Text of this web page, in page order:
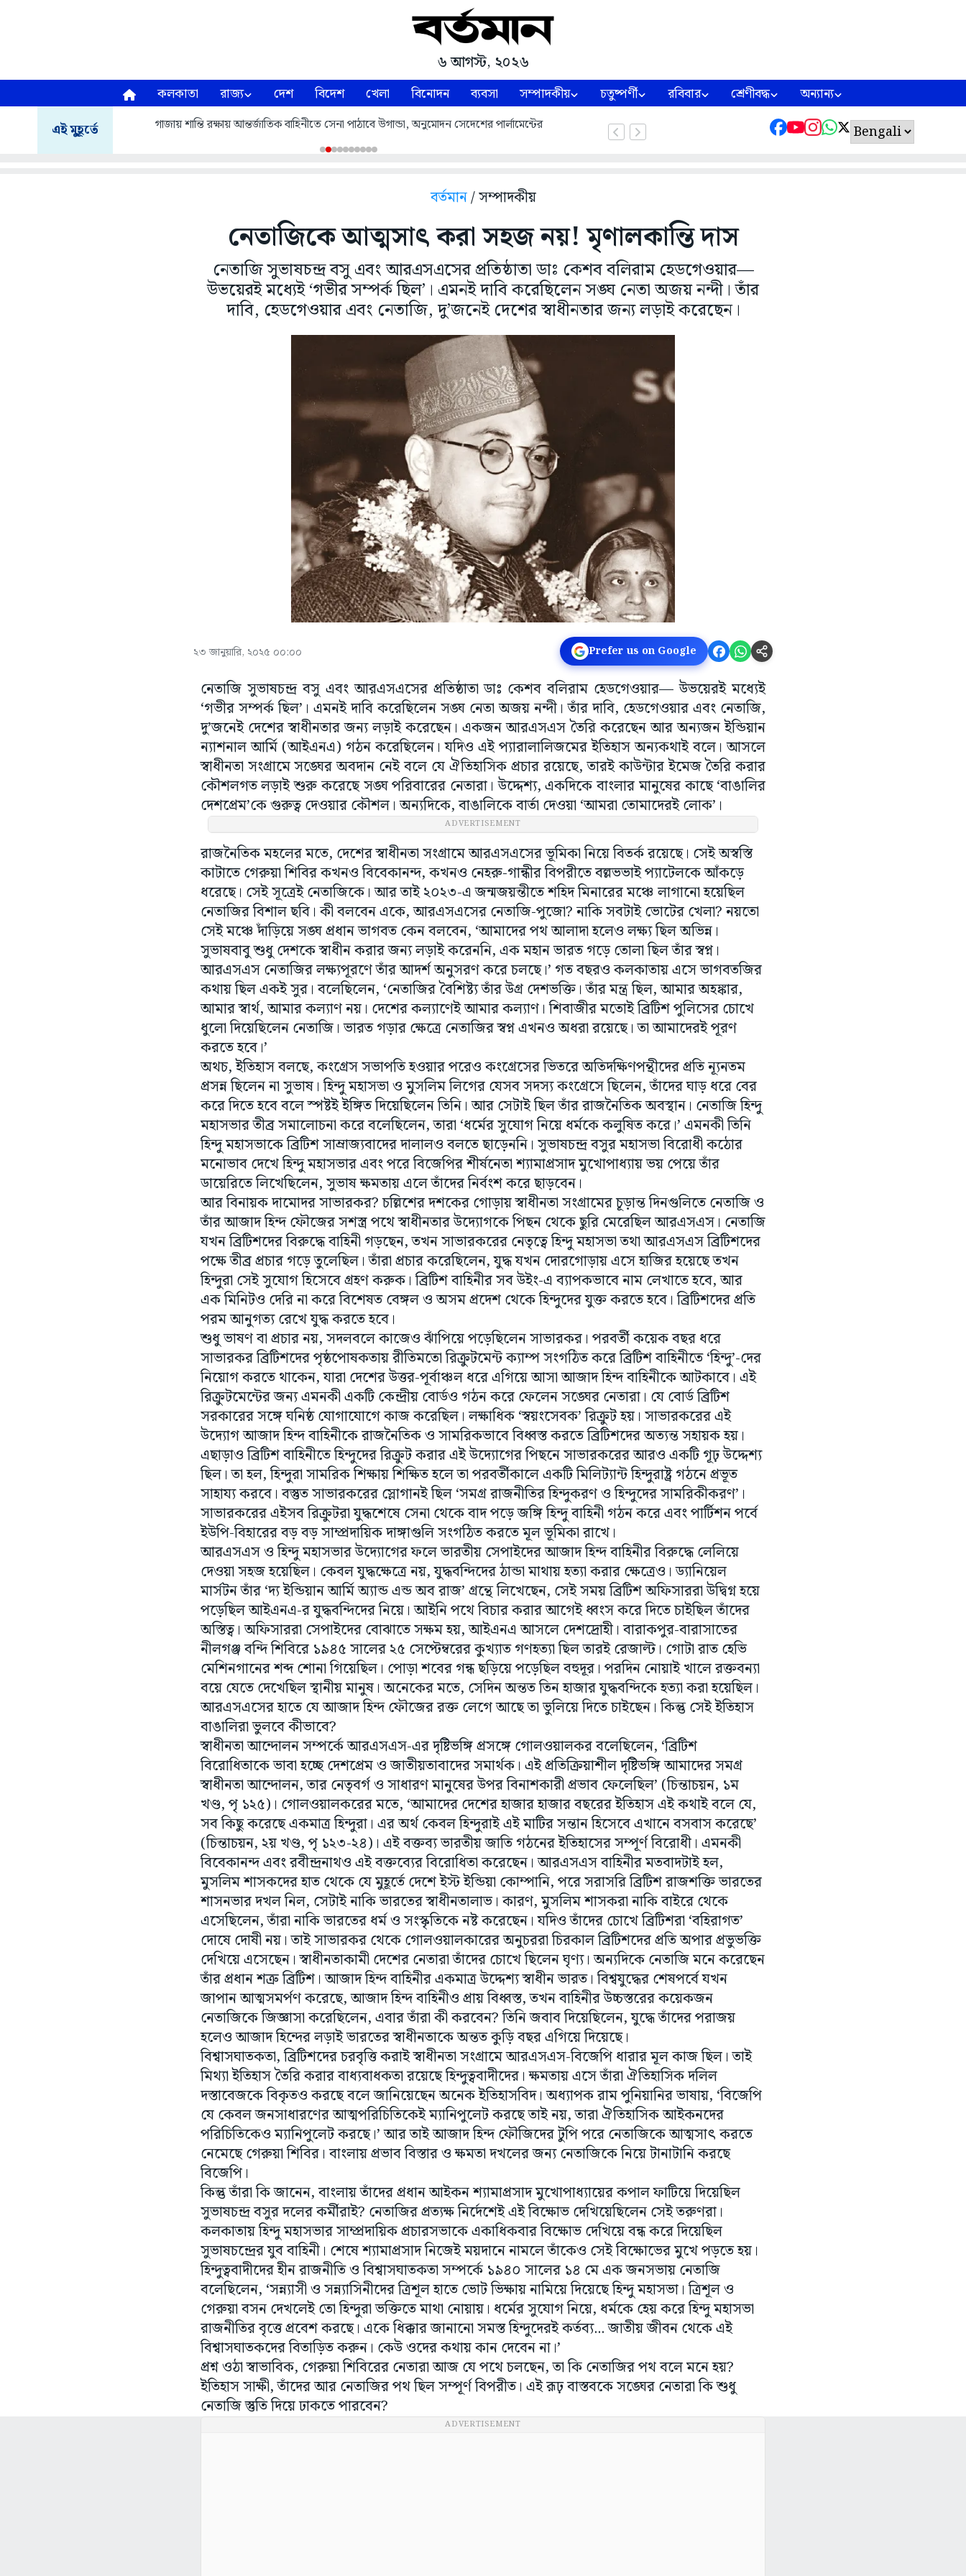
৬ আগস্ট, ২০২৬
কলকাতা রাজ্য দেশ বিদেশ খেলা বিনোদন ব্যবসা সম্পাদকীয় চতুষ্পর্ণী রবিবার শ্রেণীবদ্ধ অন্যান্য
এই মুহূর্তে গাজায় শান্তি রক্ষায় আন্তর্জাতিক বাহিনীতে সেনা পাঠাবে উগান্ডা, অনুমোদন সেদেশের পার্লামেন্টের
বর্তমান/ সম্পাদকীয়
নেতাজিকে আত্মসাৎ করা সহজ নয়! মৃণালকান্তি দাস
নেতাজি সুভাষচন্দ্র বসু এবং আরএসএসের প্রতিষ্ঠাতা ডাঃ কেশব বলিরাম হেডগেওয়ার—
উভয়েরই মধ্যেই ‘গভীর সম্পর্ক ছিল’। এমনই দাবি করেছিলেন সঙ্ঘ নেতা অজয় নন্দী। তাঁর
দাবি, হেডগেওয়ার এবং নেতাজি, দু’জনেই দেশের স্বাধীনতার জন্য লড়াই করেছেন।
২৩ জানুয়ারি, ২০২৫ ০০:০০ Prefer us on Google
নেতাজি সুভাষচন্দ্র বসু এবং আরএসএসের প্রতিষ্ঠাতা ডাঃ কেশব বলিরাম হেডগেওয়ার— উভয়েরই মধ্যেই
‘গভীর সম্পর্ক ছিল’। এমনই দাবি করেছিলেন সঙ্ঘ নেতা অজয় নন্দী। তাঁর দাবি, হেডগেওয়ার এবং নেতাজি,
দু’জনেই দেশের স্বাধীনতার জন্য লড়াই করেছেন। একজন আরএসএস তৈরি করেছেন আর অন্যজন ইন্ডিয়ান
ন্যাশনাল আর্মি (আইএনএ) গঠন করেছিলেন। যদিও এই প্যারালালিজমের ইতিহাস অন্যকথাই বলে। আসলে
স্বাধীনতা সংগ্রামে সঙ্ঘের অবদান নেই বলে যে ঐতিহাসিক প্রচার রয়েছে, তারই কাউন্টার ইমেজ তৈরি করার
কৌশলগত লড়াই শুরু করেছে সঙ্ঘ পরিবারের নেতারা। উদ্দেশ্য, একদিকে বাংলার মানুষের কাছে ‘বাঙালির
দেশপ্রেম’কে গুরুত্ব দেওয়ার কৌশল। অন্যদিকে, বাঙালিকে বার্তা দেওয়া ‘আমরা তোমাদেরই লোক’।
রাজনৈতিক মহলের মতে, দেশের স্বাধীনতা সংগ্রামে আরএসএসের ভূমিকা নিয়ে বিতর্ক রয়েছে। সেই অস্বস্তি
কাটাতে গেরুয়া শিবির কখনও বিবেকানন্দ, কখনও নেহরু-গান্ধীর বিপরীতে বল্লভভাই প্যাটেলকে আঁকড়ে
ধরেছে। সেই সূত্রেই নেতাজিকে। আর তাই ২০২৩-এ জন্মজয়ন্তীতে শহিদ মিনারের মঞ্চে লাগানো হয়েছিল
নেতাজির বিশাল ছবি। কী বলবেন একে, আরএসএসের নেতাজি-পুজো? নাকি সবটাই ভোটের খেলা? নয়তো
সেই মঞ্চে দাঁড়িয়ে সঙ্ঘ প্রধান ভাগবত কেন বলবেন, ‘আমাদের পথ আলাদা হলেও লক্ষ্য ছিল অভিন্ন।
সুভাষবাবু শুধু দেশকে স্বাধীন করার জন্য লড়াই করেননি, এক মহান ভারত গড়ে তোলা ছিল তাঁর স্বপ্ন।
আরএসএস নেতাজির লক্ষ্যপূরণে তাঁর আদর্শ অনুসরণ করে চলছে।’ গত বছরও কলকাতায় এসে ভাগবতজির
কথায় ছিল একই সুর। বলেছিলেন, ‘নেতাজির বৈশিষ্ট্য তাঁর উগ্র দেশভক্তি। তাঁর মন্ত্র ছিল, আমার অহঙ্কার,
আমার স্বার্থ, আমার কল্যাণ নয়। দেশের কল্যাণেই আমার কল্যাণ। শিবাজীর মতোই ব্রিটিশ পুলিসের চোখে
ধুলো দিয়েছিলেন নেতাজি। ভারত গড়ার ক্ষেত্রে নেতাজির স্বপ্ন এখনও অধরা রয়েছে। তা আমাদেরই পূরণ
করতে হবে।’
অথচ, ইতিহাস বলছে, কংগ্রেস সভাপতি হওয়ার পরেও কংগ্রেসের ভিতরে অতিদক্ষিণপন্থীদের প্রতি ন্যূনতম
প্রসন্ন ছিলেন না সুভাষ। হিন্দু মহাসভা ও মুসলিম লিগের যেসব সদস্য কংগ্রেসে ছিলেন, তাঁদের ঘাড় ধরে বের
করে দিতে হবে বলে স্পষ্টই ইঙ্গিত দিয়েছিলেন তিনি। আর সেটাই ছিল তাঁর রাজনৈতিক অবস্থান। নেতাজি হিন্দু
মহাসভার তীব্র সমালোচনা করে বলেছিলেন, তারা ‘ধর্মের সুযোগ নিয়ে ধর্মকে কলুষিত করে।’ এমনকী তিনি
হিন্দু মহাসভাকে ব্রিটিশ সাম্রাজ্যবাদের দালালও বলতে ছাড়েননি। সুভাষচন্দ্র বসুর মহাসভা বিরোধী কঠোর
মনোভাব দেখে হিন্দু মহাসভার এবং পরে বিজেপির শীর্ষনেতা শ্যামাপ্রসাদ মুখোপাধ্যায় ভয় পেয়ে তাঁর
ডায়েরিতে লিখেছিলেন, সুভাষ ক্ষমতায় এলে তাঁদের নির্বংশ করে ছাড়বেন।
আর বিনায়ক দামোদর সাভারকর? চল্লিশের দশকের গোড়ায় স্বাধীনতা সংগ্রামের চূড়ান্ত দিনগুলিতে নেতাজি ও
তাঁর আজাদ হিন্দ ফৌজের সশস্ত্র পথে স্বাধীনতার উদ্যোগকে পিছন থেকে ছুরি মেরেছিল আরএসএস। নেতাজি
যখন ব্রিটিশদের বিরুদ্ধে বাহিনী গড়ছেন, তখন সাভারকরের নেতৃত্বে হিন্দু মহাসভা তথা আরএসএস ব্রিটিশদের
পক্ষে তীব্র প্রচার গড়ে তুলেছিল। তাঁরা প্রচার করেছিলেন, যুদ্ধ যখন দোরগোড়ায় এসে হাজির হয়েছে তখন
হিন্দুরা সেই সুযোগ হিসেবে গ্রহণ করুক। ব্রিটিশ বাহিনীর সব উইং-এ ব্যাপকভাবে নাম লেখাতে হবে, আর
এক মিনিটও দেরি না করে বিশেষত বেঙ্গল ও অসম প্রদেশ থেকে হিন্দুদের যুক্ত করতে হবে। ব্রিটিশদের প্রতি
পরম আনুগত্য রেখে যুদ্ধ করতে হবে।
শুধু ভাষণ বা প্রচার নয়, সদলবলে কাজেও ঝাঁপিয়ে পড়েছিলেন সাভারকর। পরবর্তী কয়েক বছর ধরে
সাভারকর ব্রিটিশদের পৃষ্ঠপোষকতায় রীতিমতো রিক্রুটমেন্ট ক্যাম্প সংগঠিত করে ব্রিটিশ বাহিনীতে ‘হিন্দু’-দের
নিয়োগ করতে থাকেন, যারা দেশের উত্তর-পূর্বাঞ্চল ধরে এগিয়ে আসা আজাদ হিন্দ বাহিনীকে আটকাবে। এই
রিক্রুটমেন্টের জন্য এমনকী একটি কেন্দ্রীয় বোর্ডও গঠন করে ফেলেন সঙ্ঘের নেতারা। যে বোর্ড ব্রিটিশ
সরকারের সঙ্গে ঘনিষ্ঠ যোগাযোগে কাজ করেছিল। লক্ষাধিক ‘স্বয়ংসেবক’ রিক্রুট হয়। সাভারকরের এই
উদ্যোগ আজাদ হিন্দ বাহিনীকে রাজনৈতিক ও সামরিকভাবে বিধ্বস্ত করতে ব্রিটিশদের অত্যন্ত সহায়ক হয়।
এছাড়াও ব্রিটিশ বাহিনীতে হিন্দুদের রিক্রুট করার এই উদ্যোগের পিছনে সাভারকরের আরও একটি গূঢ় উদ্দেশ্য
ছিল। তা হল, হিন্দুরা সামরিক শিক্ষায় শিক্ষিত হলে তা পরবর্তীকালে একটি মিলিট্যান্ট হিন্দুরাষ্ট্র গঠনে প্রভূত
সাহায্য করবে। বস্তুত সাভারকরের স্লোগানই ছিল ‘সমগ্র রাজনীতির হিন্দুকরণ ও হিন্দুদের সামরিকীকরণ’।
সাভারকরের এইসব রিক্রুটরা যুদ্ধশেষে সেনা থেকে বাদ পড়ে জঙ্গি হিন্দু বাহিনী গঠন করে এবং পার্টিশন পর্বে
ইউপি-বিহারের বড় বড় সাম্প্রদায়িক দাঙ্গাগুলি সংগঠিত করতে মূল ভূমিকা রাখে।
আরএসএস ও হিন্দু মহাসভার উদ্যোগের ফলে ভারতীয় সেপাইদের আজাদ হিন্দ বাহিনীর বিরুদ্ধে লেলিয়ে
দেওয়া সহজ হয়েছিল। কেবল যুদ্ধক্ষেত্রে নয়, যুদ্ধবন্দিদের ঠান্ডা মাথায় হত্যা করার ক্ষেত্রেও। ড্যানিয়েল
মার্সটন তাঁর ‘দ্য ইন্ডিয়ান আর্মি অ্যান্ড এন্ড অব রাজ’ গ্রন্থে লিখেছেন, সেই সময় ব্রিটিশ অফিসাররা উদ্বিগ্ন হয়ে
পড়েছিল আইএনএ-র যুদ্ধবন্দিদের নিয়ে। আইনি পথে বিচার করার আগেই ধ্বংস করে দিতে চাইছিল তাঁদের
অস্তিত্ব। অফিসাররা সেপাইদের বোঝাতে সক্ষম হয়, আইএনএ আসলে দেশদ্রোহী। বারাকপুর-বারাসাতের
নীলগঞ্জ বন্দি শিবিরে ১৯৪৫ সালের ২৫ সেপ্টেম্বরের কুখ্যাত গণহত্যা ছিল তারই রেজাল্ট। গোটা রাত হেভি
মেশিনগানের শব্দ শোনা গিয়েছিল। পোড়া শবের গন্ধ ছড়িয়ে পড়েছিল বহুদূর। পরদিন নোয়াই খালে রক্তবন্যা
বয়ে যেতে দেখেছিল স্থানীয় মানুষ। অনেকের মতে, সেদিন অন্তত তিন হাজার যুদ্ধবন্দিকে হত্যা করা হয়েছিল।
আরএসএসের হাতে যে আজাদ হিন্দ ফৌজের রক্ত লেগে আছে তা ভুলিয়ে দিতে চাইছেন। কিন্তু সেই ইতিহাস
বাঙালিরা ভুলবে কীভাবে?
স্বাধীনতা আন্দোলন সম্পর্কে আরএসএস-এর দৃষ্টিভঙ্গি প্রসঙ্গে গোলওয়ালকর বলেছিলেন, ‘ব্রিটিশ
বিরোধিতাকে ভাবা হচ্ছে দেশপ্রেম ও জাতীয়তাবাদের সমার্থক। এই প্রতিক্রিয়াশীল দৃষ্টিভঙ্গি আমাদের সমগ্র
স্বাধীনতা আন্দোলন, তার নেতৃবর্গ ও সাধারণ মানুষের উপর বিনাশকারী প্রভাব ফেলেছিল’ (চিন্তাচয়ন, ১ম
খণ্ড, পৃ ১২৫)। গোলওয়ালকরের মতে, ‘আমাদের দেশের হাজার হাজার বছরের ইতিহাস এই কথাই বলে যে,
সব কিছু করেছে একমাত্র হিন্দুরা। এর অর্থ কেবল হিন্দুরাই এই মাটির সন্তান হিসেবে এখানে বসবাস করেছে’
(চিন্তাচয়ন, ২য় খণ্ড, পৃ ১২৩-২৪)। এই বক্তব্য ভারতীয় জাতি গঠনের ইতিহাসের সম্পূর্ণ বিরোধী। এমনকী
বিবেকানন্দ এবং রবীন্দ্রনাথও এই বক্তব্যের বিরোধিতা করেছেন। আরএসএস বাহিনীর মতবাদটাই হল,
মুসলিম শাসকদের হাত থেকে যে মুহূর্তে দেশে ইস্ট ইন্ডিয়া কোম্পানি, পরে সরাসরি ব্রিটিশ রাজশক্তি ভারতের
শাসনভার দখল নিল, সেটাই নাকি ভারতের স্বাধীনতালাভ। কারণ, মুসলিম শাসকরা নাকি বাইরে থেকে
এসেছিলেন, তাঁরা নাকি ভারতের ধর্ম ও সংস্কৃতিকে নষ্ট করেছেন। যদিও তাঁদের চোখে ব্রিটিশরা ‘বহিরাগত’
দোষে দোষী নয়। তাই সাভারকর থেকে গোলওয়ালকারের অনুচররা চিরকাল ব্রিটিশদের প্রতি অপার প্রভুভক্তি
দেখিয়ে এসেছেন। স্বাধীনতাকামী দেশের নেতারা তাঁদের চোখে ছিলেন ঘৃণ্য। অন্যদিকে নেতাজি মনে করেছেন
তাঁর প্রধান শত্রু ব্রিটিশ। আজাদ হিন্দ বাহিনীর একমাত্র উদ্দেশ্য স্বাধীন ভারত। বিশ্বযুদ্ধের শেষপর্বে যখন
জাপান আত্মসমর্পণ করেছে, আজাদ হিন্দ বাহিনীও প্রায় বিধ্বস্ত, তখন বাহিনীর উচ্চস্তরের কয়েকজন
নেতাজিকে জিজ্ঞাসা করেছিলেন, এবার তাঁরা কী করবেন? তিনি জবাব দিয়েছিলেন, যুদ্ধে তাঁদের পরাজয়
হলেও আজাদ হিন্দের লড়াই ভারতের স্বাধীনতাকে অন্তত কুড়ি বছর এগিয়ে দিয়েছে।
বিশ্বাসঘাতকতা, ব্রিটিশদের চরবৃত্তি করাই স্বাধীনতা সংগ্রামে আরএসএস-বিজেপি ধারার মূল কাজ ছিল। তাই
মিথ্যা ইতিহাস তৈরি করার বাধ্যবাধকতা রয়েছে হিন্দুত্ববাদীদের। ক্ষমতায় এসে তাঁরা ঐতিহাসিক দলিল
দস্তাবেজকে বিকৃতও করছে বলে জানিয়েছেন অনেক ইতিহাসবিদ। অধ্যাপক রাম পুনিয়ানির ভাষায়, ‘বিজেপি
যে কেবল জনসাধারণের আত্মপরিচিতিকেই ম্যানিপুলেট করছে তাই নয়, তারা ঐতিহাসিক আইকনদের
পরিচিতিকেও ম্যানিপুলেট করছে।’ আর তাই আজাদ হিন্দ ফৌজিদের টুপি পরে নেতাজিকে আত্মসাৎ করতে
নেমেছে গেরুয়া শিবির। বাংলায় প্রভাব বিস্তার ও ক্ষমতা দখলের জন্য নেতাজিকে নিয়ে টানাটানি করছে
বিজেপি।
কিন্তু তাঁরা কি জানেন, বাংলায় তাঁদের প্রধান আইকন শ্যামাপ্রসাদ মুখোপাধ্যায়ের কপাল ফাটিয়ে দিয়েছিল
সুভাষচন্দ্র বসুর দলের কর্মীরাই? নেতাজির প্রত্যক্ষ নির্দেশেই এই বিক্ষোভ দেখিয়েছিলেন সেই তরুণরা।
কলকাতায় হিন্দু মহাসভার সাম্প্রদায়িক প্রচারসভাকে একাধিকবার বিক্ষোভ দেখিয়ে বন্ধ করে দিয়েছিল
সুভাষচন্দ্রের যুব বাহিনী। শেষে শ্যামাপ্রসাদ নিজেই ময়দানে নামলে তাঁকেও সেই বিক্ষোভের মুখে পড়তে হয়।
হিন্দুত্ববাদীদের হীন রাজনীতি ও বিশ্বাসঘাতকতা সম্পর্কে ১৯৪০ সালের ১৪ মে এক জনসভায় নেতাজি
বলেছিলেন, ‘সন্ন্যাসী ও সন্ন্যাসিনীদের ত্রিশূল হাতে ভোট ভিক্ষায় নামিয়ে দিয়েছে হিন্দু মহাসভা। ত্রিশূল ও
গেরুয়া বসন দেখলেই তো হিন্দুরা ভক্তিতে মাথা নোয়ায়। ধর্মের সুযোগ নিয়ে, ধর্মকে হেয় করে হিন্দু মহাসভা
রাজনীতির বৃত্তে প্রবেশ করছে। একে ধিক্কার জানানো সমস্ত হিন্দুদেরই কর্তব্য... জাতীয় জীবন থেকে এই
বিশ্বাসঘাতকদের বিতাড়িত করুন। কেউ ওদের কথায় কান দেবেন না।’
প্রশ্ন ওঠা স্বাভাবিক, গেরুয়া শিবিরের নেতারা আজ যে পথে চলছেন, তা কি নেতাজির পথ বলে মনে হয়?
ইতিহাস সাক্ষী, তাঁদের আর নেতাজির পথ ছিল সম্পূর্ণ বিপরীত। এই রূঢ় বাস্তবকে সঙ্ঘের নেতারা কি শুধু
নেতাজি স্তুতি দিয়ে ঢাকতে পারবেন?
ADVERTISEMENT